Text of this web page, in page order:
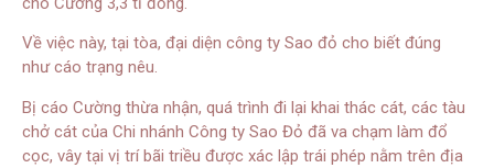
Về việc này, tại tòa, đại diện công ty Sao đỏ cho biết đúng
như cáo trạng nêu.
Bị cáo Cường thừa nhận, quá trình đi lại khai thác cát, các tàu
chở cát của Chi nhánh Công ty Sao Đỏ đã va chạm làm đổ
cọc, vây tại vị trí bãi triều được xác lập trái phép nằm trên địa